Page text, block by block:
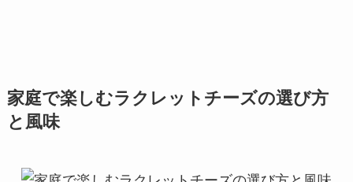
家庭で楽しむラクレットチーズの選び方
と風味